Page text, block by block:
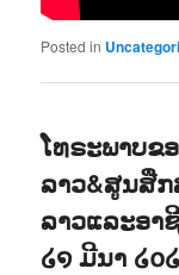
Posted in
ໂທຣະພາບຂ
ລາວ&ສູນສື
ລາວແລະອາ
໒໑ ມີນາ ໒໐